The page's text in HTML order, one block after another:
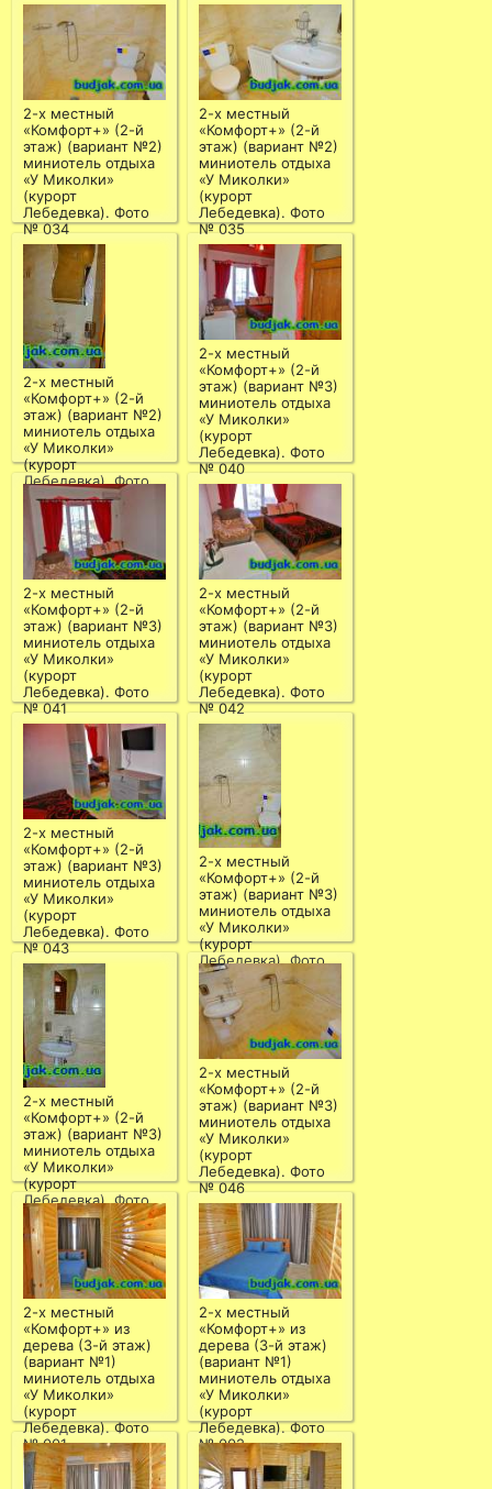
2-х местный
«Комфорт+» (2-й
этаж) (вариант №2)
миниотель отдыха
«У Миколки»
(курорт
Лебедевка). Фото
№ 034
2-х местный
«Комфорт+» (2-й
этаж) (вариант №2)
миниотель отдыха
«У Миколки»
(курорт
Лебедевка). Фото
№ 035
2-х местный
«Комфорт+» (2-й
этаж) (вариант №2)
миниотель отдыха
«У Миколки»
(курорт
Лебедевка). Фото
№ 036
2-х местный
«Комфорт+» (2-й
этаж) (вариант №3)
миниотель отдыха
«У Миколки»
(курорт
Лебедевка). Фото
№ 040
2-х местный
«Комфорт+» (2-й
этаж) (вариант №3)
миниотель отдыха
«У Миколки»
(курорт
Лебедевка). Фото
№ 041
2-х местный
«Комфорт+» (2-й
этаж) (вариант №3)
миниотель отдыха
«У Миколки»
(курорт
Лебедевка). Фото
№ 042
2-х местный
«Комфорт+» (2-й
этаж) (вариант №3)
миниотель отдыха
«У Миколки»
(курорт
Лебедевка). Фото
№ 043
2-х местный
«Комфорт+» (2-й
этаж) (вариант №3)
миниотель отдыха
«У Миколки»
(курорт
Лебедевка). Фото
№ 044
2-х местный
«Комфорт+» (2-й
этаж) (вариант №3)
миниотель отдыха
«У Миколки»
(курорт
Лебедевка). Фото
№ 045
2-х местный
«Комфорт+» (2-й
этаж) (вариант №3)
миниотель отдыха
«У Миколки»
(курорт
Лебедевка). Фото
№ 046
2-х местный
«Комфорт+» из
дерева (3-й этаж)
(вариант №1)
миниотель отдыха
«У Миколки»
(курорт
Лебедевка). Фото
№ 001
2-х местный
«Комфорт+» из
дерева (3-й этаж)
(вариант №1)
миниотель отдыха
«У Миколки»
(курорт
Лебедевка). Фото
№ 002